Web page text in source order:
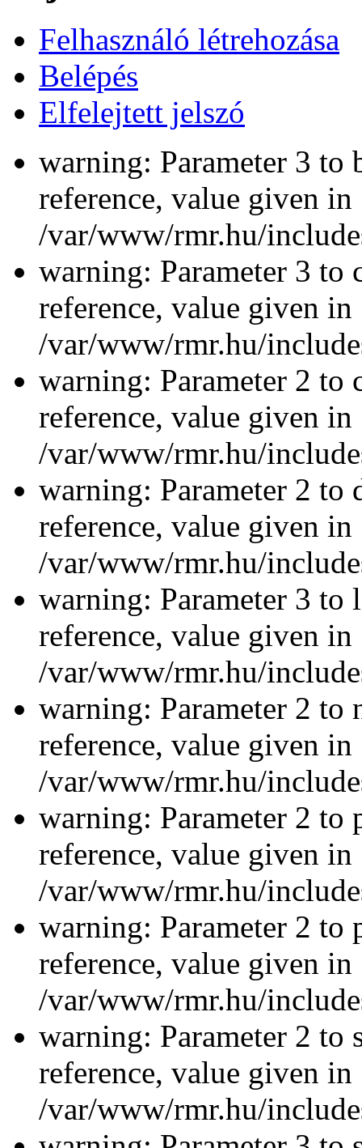
Felhasználó létrehozása
Belépés
Elfelejtett jelszó
warning: Parameter 3 to
reference, value given in
/var/www/rmr.hu/
warning: Parameter 3 to
reference, value given in
/var/www/rmr.hu/
warning: Parameter 2 to
reference, value given in
/var/www/rmr.hu/
warning: Parameter 2 to
reference, value given in
/var/www/rmr.hu/
warning: Parameter 3 to
reference, value given in
/var/www/rmr.hu/
warning: Parameter 2 to
reference, value given in
/var/www/rmr.hu/
warning: Parameter 2 to
reference, value given in
/var/www/rmr.hu/
warning: Parameter 2 to
reference, value given in
/var/www/rmr.hu/
warning: Parameter 2 to
reference, value given in
/var/www/rmr.hu/